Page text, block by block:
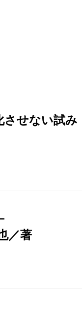
させない試み
／著